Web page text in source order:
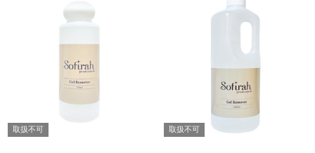
取扱不可 取扱不可